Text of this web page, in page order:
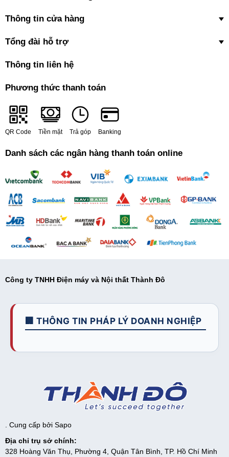
Thông tin cửa hàng
Tổng đài hỗ trợ
Thông tin liên hệ
Phương thức thanh toán
QR Code Tiền mặt Trả góp Banking
Danh sách các ngân hàng thanh toán online
Công ty TNHH Điện máy và Nội thất Thành Đô
🏢 THÔNG TIN PHÁP LÝ DOANH NGHIỆP
. Cung cấp bởi Sapo
Địa chỉ trụ sở chính:
328 Hoàng Văn Thụ, Phường 4, Quận Tân Bình, TP. Hồ Chí Minh